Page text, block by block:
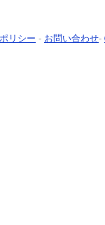
リシー - お問い合わせ-